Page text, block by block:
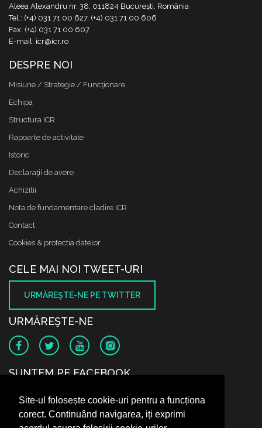
Site-ul folosește cookie-uri pentru a funcționa
corect. Continuând navigarea, iți exprimi
Aleea Alexandru nr. 38, 011824 București, România
Tel.: (+4) 031 71 00 627, (+4) 031 71 00 606
Fax: (+4) 031 71 00 607
E-mail: icr@icr.ro
DESPRE NOI
Misiune / Strategie / Funcţionare
Echipa
Structura ICR
Rapoarte de activitate
Istoric
Declaraţii de avere
Achizitii
Nota de fundamentare cladire ICR
Contact
Cookies & protectia datelor
CELE MAI NOI TWEET-URI
URMĂREŞTE-NE PE TWITTER
URMĂREŞTE-NE
SUNTEM PE FACEBOOK